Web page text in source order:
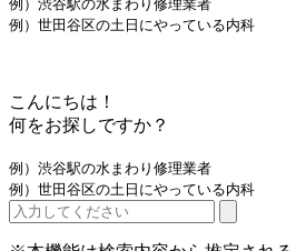
例）渋谷駅の水まわり修理業者
例）世田谷区の土日にやっている内科
こんにちは！
何をお探しですか？
例）渋谷駅の水まわり修理業者
例）世田谷区の土日にやっている内科